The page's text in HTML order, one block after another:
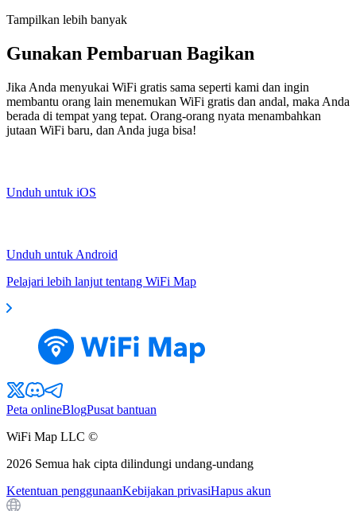
Tampilkan lebih banyak
Gunakan Pembaruan Bagikan
Jika Anda menyukai WiFi gratis sama seperti kami dan ingin
membantu orang lain menemukan WiFi gratis dan andal, maka Anda
berada di tempat yang tepat. Orang-orang nyata menambahkan
jutaan WiFi baru, dan Anda juga bisa!
Unduh untuk iOS
Unduh untuk Android
Pelajari lebih lanjut tentang WiFi Map
Peta onlineBlogPusat bantuan
WiFi Map LLC ©
2026 Semua hak cipta dilindungi undang-undang
Ketentuan penggunaanKebijakan privasiHapus akun